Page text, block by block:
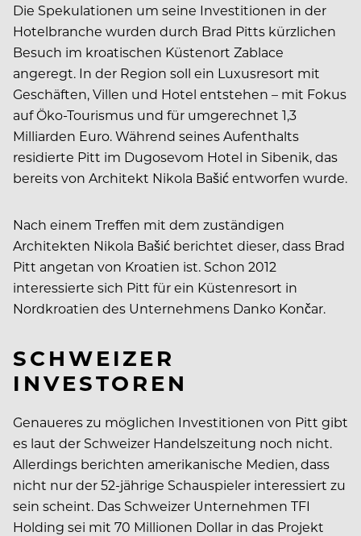
Die Spekulationen um seine Investitionen in der
Hotelbranche wurden durch Brad Pitts kürzlichen
Besuch im kroatischen Küstenort Zablace
angeregt. In der Region soll ein Luxusresort mit
Geschäften, Villen und Hotel entstehen – mit Fokus
auf Öko-Tourismus und für umgerechnet 1,3
Milliarden Euro. Während seines Aufenthalts
residierte Pitt im Dugosevom Hotel in Sibenik, das
bereits von Architekt Nikola Bašić entworfen wurde.
Nach einem Treffen mit dem zuständigen
Architekten Nikola Bašić berichtet dieser, dass Brad
Pitt angetan von Kroatien ist. Schon 2012
interessierte sich Pitt für ein Küstenresort in
Nordkroatien des Unternehmens Danko Končar.
SCHWEIZER
INVESTOREN
Genaueres zu möglichen Investitionen von Pitt gibt
es laut der Schweizer Handelszeitung noch nicht.
Allerdings berichten amerikanische Medien, dass
nicht nur der 52-jährige Schauspieler interessiert zu
sein scheint. Das Schweizer Unternehmen TFI
Holding sei mit 70 Millionen Dollar in das Projekt